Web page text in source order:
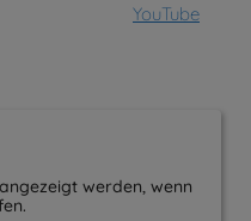
YouTube
werden, wenn